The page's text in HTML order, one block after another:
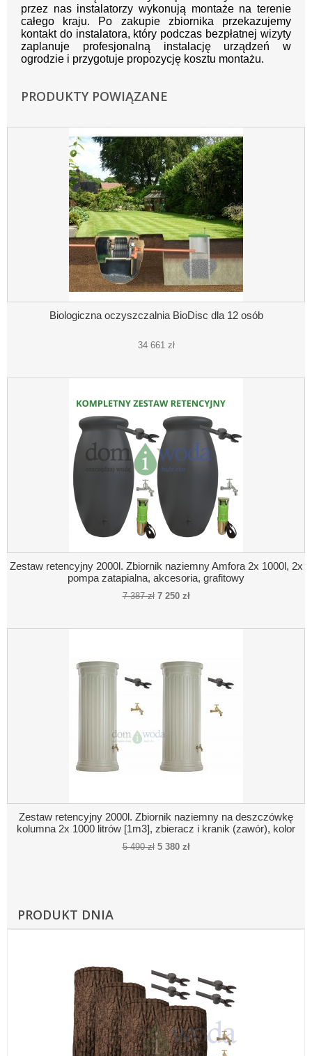
przez nas instalatorzy wykonują montaże na terenie
całego kraju. Po zakupie zbiornika przekazujemy
kontakt do instalatora, który podczas bezpłatnej wizyty
zaplanuje profesjonalną instalację urządzeń w
ogrodzie i przygotuje propozycję kosztu montażu.
PRODUKTY POWIĄZANE
Biologiczna oczyszczalnia BioDisc dla 12 osób
34 661 zł
Zestaw retencyjny 2000l. Zbiornik naziemny Amfora 2x 1000l, 2x
pompa zatapialna, akcesoria, grafitowy
7 387 zł 7 250 zł
Zestaw retencyjny 2000l. Zbiornik naziemny na deszczówkę
kolumna 2x 1000 litrów [1m3], zbieracz i kranik (zawór), kolor
beż- piaskowy
5 490 zł 5 380 zł
PRODUKT DNIA